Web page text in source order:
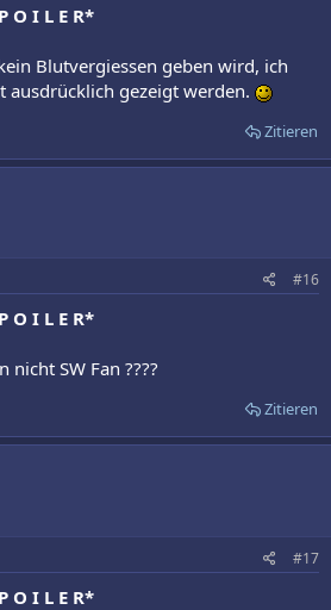
O I L E R*
Blutvergiessen geben wird, ich
ausdrücklich gezeigt werden.
Zitieren
#16
O I L E R*
SW Fan ????
Zitieren
#17
O I L E R*